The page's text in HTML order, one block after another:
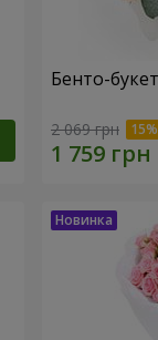
Бенто-
2 069 грн